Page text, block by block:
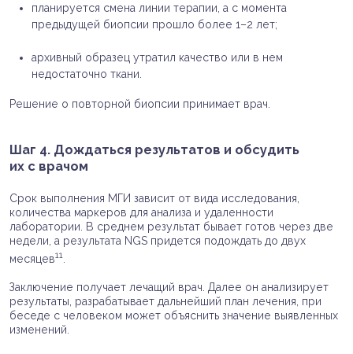
планируется смена линии терапии, а с момента
предыдущей биопсии прошло более 1–2 лет;
архивный образец утратил качество или в нем
недостаточно ткани.
Решение о повторной биопсии принимает врач.
Шаг 4. Дождаться результатов и обсудить
их с врачом
Срок выполнения МГИ зависит от вида исследования,
количества маркеров для анализа и удаленности
лаборатории. В среднем результат бывает готов через две
недели, а результата NGS придется подождать до двух
месяцев11
Заключение получает лечащий врач. Далее он анализирует
результаты, разрабатывает дальнейший план лечения, при
беседе с человеком может объяснить значение выявленных
изменений.